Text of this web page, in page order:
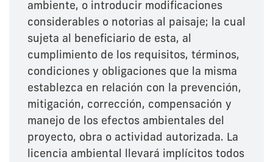
ambiente, o introducir modificaciones
considerables o notorias al paisaje; la cual
sujeta al beneficiario de esta, al
cumplimiento de los requisitos, términos,
condiciones y obligaciones que la misma
establezca en relación con la prevención,
mitigación, corrección, compensación y
manejo de los efectos ambientales del
proyecto, obra o actividad autorizada. La
licencia ambiental llevará implícitos todos